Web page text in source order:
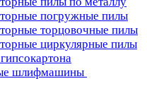
погружные пилы
торцовочные пилы
циркулярные пилы
шлифмашины